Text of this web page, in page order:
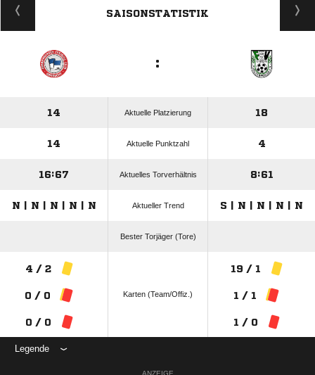
SAISONSTATISTIK
:
14 Aktuelle Platzierung 18
14 Aktuelle Punktzahl 4
16:67 Aktuelles Torverhältnis 8:61
N | N | N | N | N Aktueller Trend S | N | N | N | N
Bester Torjäger (Tore)
4 / 2
0 / 0
0 / 0
Karten (Team/Offiz.)
19 / 1
1 / 1
1 / 0
Legende
ANZEIGE